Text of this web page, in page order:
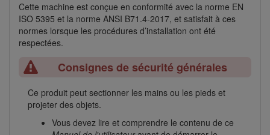
Cette machine est conçue en conformité avec la norme EN
ISO 5395 et la norme ANSI B71.4-2017, et satisfait à ces
normes lorsque les procédures d’installation ont été
respectées.
Consignes de sécurité générales
Ce produit peut sectionner les mains ou les pieds et
projeter des objets.
Vous devez lire et comprendre le contenu de ce